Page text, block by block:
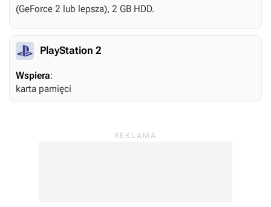
(GeForce 2 lub lepsza), 2 GB HDD.
PlayStation 2
Wspiera:
karta pamięci